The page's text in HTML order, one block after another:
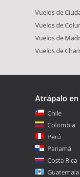
Vuelos de
Vuelos de
Vuelos de
Vuelos de
Atrápalo
Chile
Colombia
Perú
Panamá
Costa Rica
Guatemala